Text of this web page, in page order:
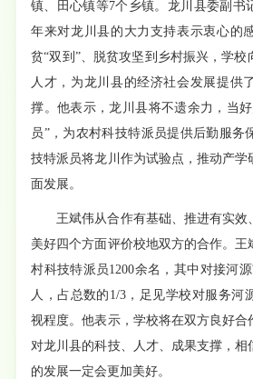
镇、田心镇等7个乡镇。龙川县委副书
年来对龙川县的大力支持表示衷心的
贫“双到”、脱贫攻坚到乡村振兴，学校
人才，为龙川县的经济社会发展提供
撑。他表示，龙川县将不遗余力，当
员”，为农村科技特派员提供后勤服务
技特派员将龙川作为试验点，推动产学
面发展。
王斌伟从合作有基础、推进有实效
美好四个方面评价校地双方的合作。王
村科技特派员1200余名，其中对接河
人，占总数的1/3，足见学校对服务河
视程度。他表示，学校将在双方良好合
对龙川县的科技、人才、成果支撑，
的发展一定会更加美好。